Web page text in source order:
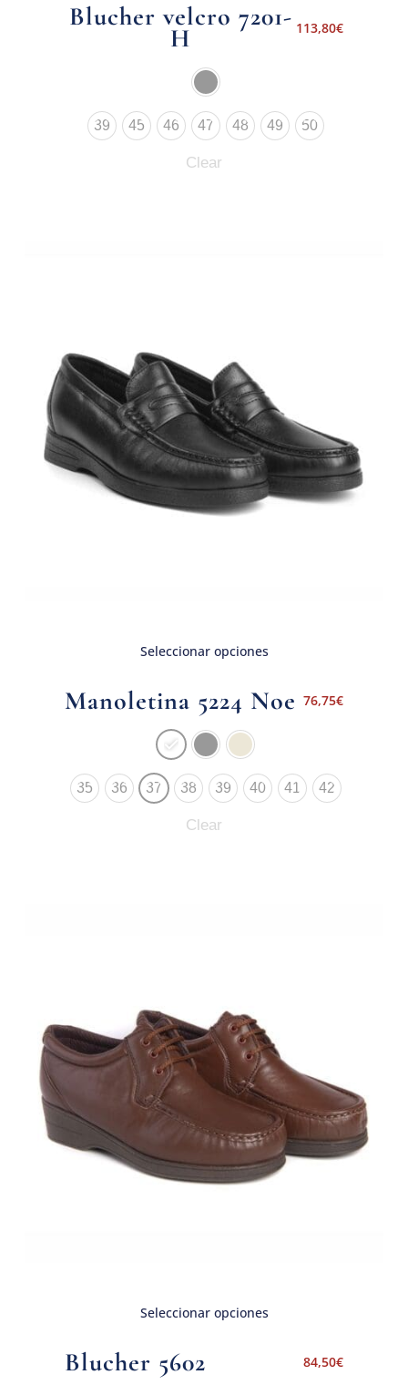
Blucher velcro 7201-
H 113,80€
39 45 46 47 48 49 50
Clear
Seleccionar opciones
Manoletina 5224 Noe 76,75€
35 36 37 38 39 40 41 42
Clear
Seleccionar opciones
Blucher 5602 84,50€